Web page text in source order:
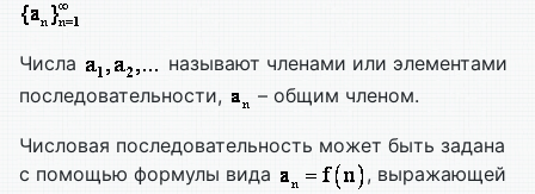
Числа
называют членами или элементами
последовательности,
– общим членом.
Числовая последовательность может быть задана
с помощью формулы вида
, выражающей